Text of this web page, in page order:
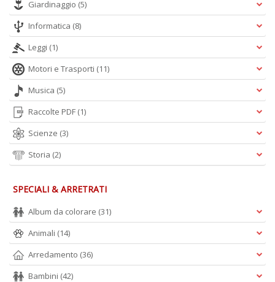
Giardinaggio (5)
Informatica (8)
Leggi (1)
Motori e Trasporti (11)
Musica (5)
Raccolte PDF (1)
Scienze (3)
Storia (2)
SPECIALI & ARRETRATI
Album da colorare (31)
Animali (14)
Arredamento (36)
Bambini (42)